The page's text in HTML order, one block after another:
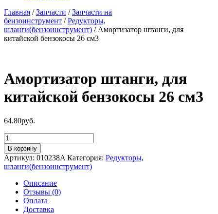
Главная /Запчасти /Запчасти на
бензоинструмент /Редукторы,
шланги(бензоинструмент) / Амортизатор штанги, для
китайской бензокосы 26 см3
Амортизатор штанги, для
китайской бензокосы 26 см3
64.80руб.
Количество
товара
Амортизатор
штанги,
для
китайской
бензокосы
В корзину
Артикул: 010238A Категория: Редукторы,
шланги(бензоинструмент)
Описание
Отзывы (0)
Оплата
Доставка